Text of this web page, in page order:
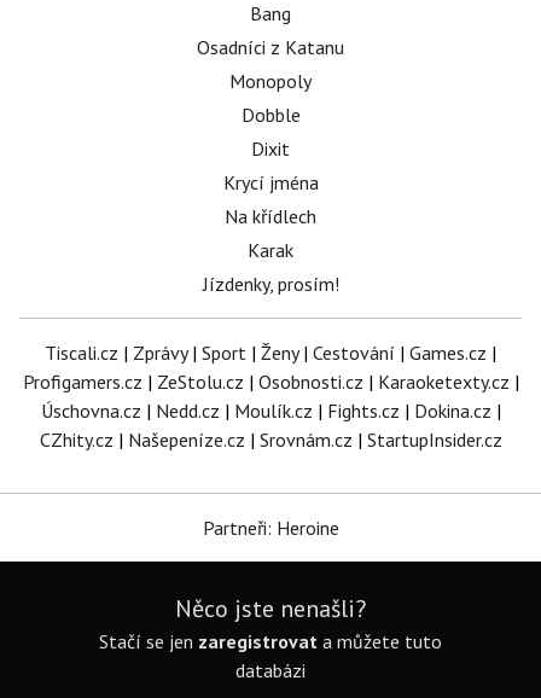
Bang
Osadníci z Katanu
Monopoly
Dobble
Dixit
Krycí jména
Na křídlech
Karak
Jízdenky, prosím!
Tiscali.cz | Zprávy| Sport | Ženy| Cestování | Games.cz |
Profigamers.cz | ZeStolu.cz | Osobnosti.cz | Karaoketexty.cz |
Úschovna.cz | Nedd.cz | Moulík.cz | Fights.cz | Dokina.cz |
CZhity.cz | Našepeníze.cz | Srovnám.cz | StartupInsider.cz
Partneři: Heroine
Něco jste nenašli?
Stačí se jen zaregistrovat a můžete tuto
databázi